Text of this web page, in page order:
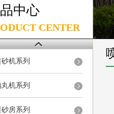
中心
CENTER
砂机系列
丸机系列
砂房系列